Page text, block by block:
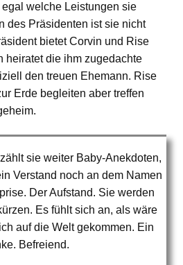
welche Leistungen sie
des Präsidenten ist sie nicht
bietet Corvin und Rise
heiratet die ihm zugedachte
den treuen Ehemann. Rise
Erde begleiten aber treffen
sie weiter Baby-Anekdoten,
Verstand noch an dem Namen
Der Aufstand. Sie werden
Es fühlt sich an, als wäre
auf die Welt gekommen. Ein
Befreiend.